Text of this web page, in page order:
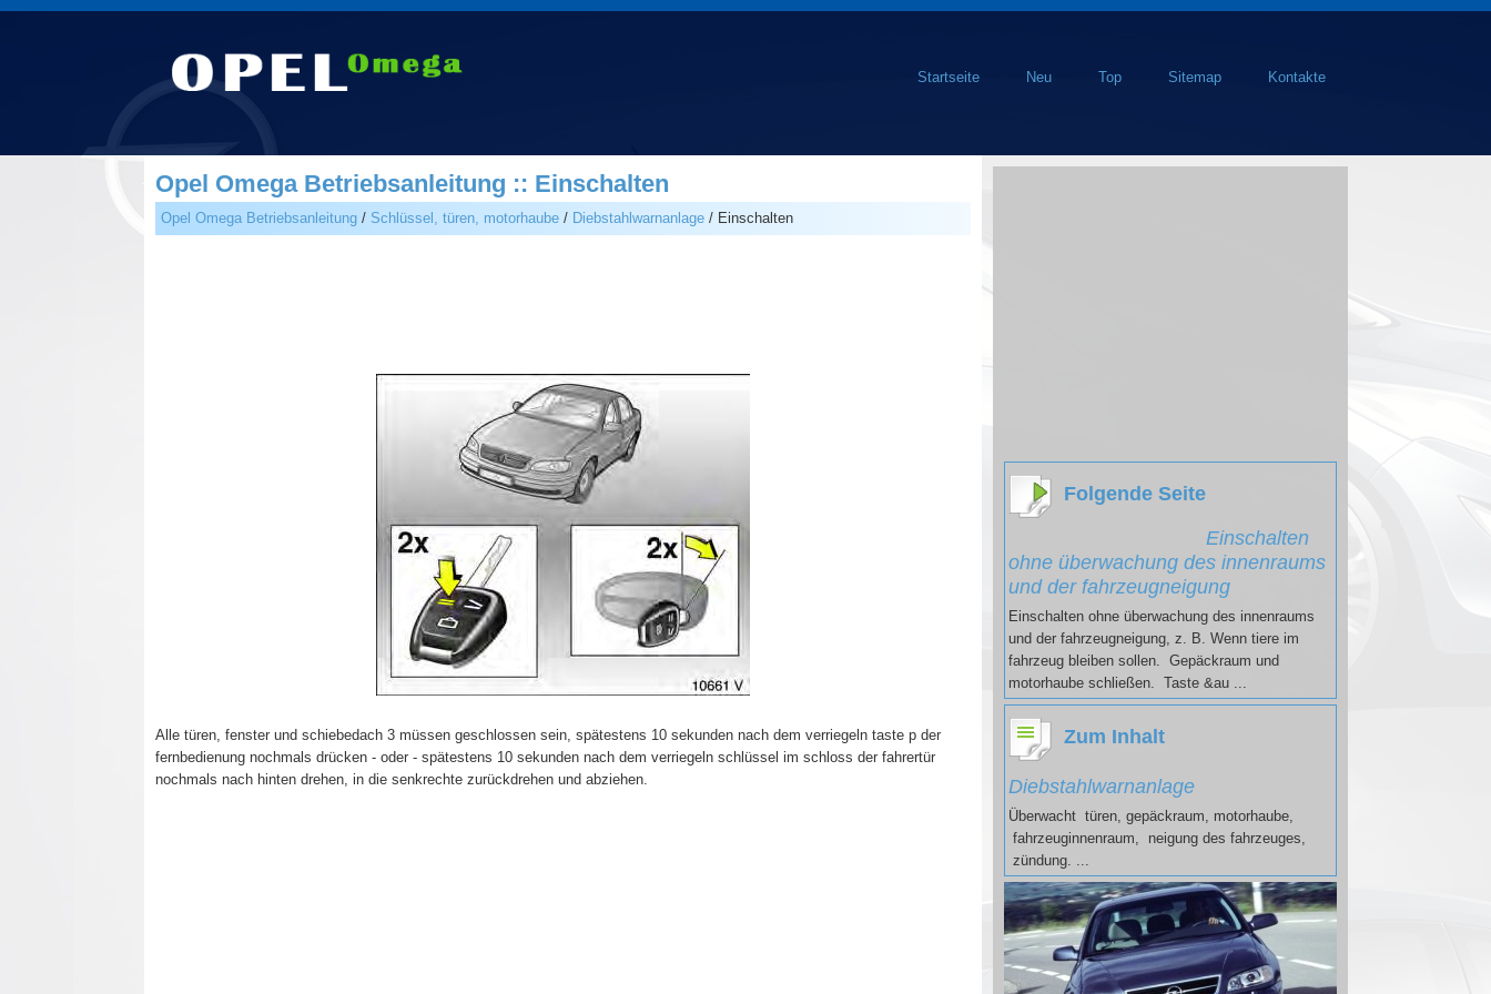
Startseite Neu Top Sitemap Kontakte
Opel Omega Betriebsanleitung :: Einschalten
Opel Omega Betriebsanleitung/ Schlüssel, türen, motorhaube/ Diebstahlwarnanlage/ Einschalten
Alle türen, fenster und schiebedach 3 müssen geschlossen sein, spätestens 10 sekunden nach dem verriegeln taste p der
fernbedienung nochmals drücken - oder - spätestens 10 sekunden nach dem verriegeln schlüssel im schloss der fahrertür
nochmals nach hinten drehen, in die senkrechte zurückdrehen und abziehen.
Folgende Seite
Einschalten
ohne überwachung des innenraums
und der fahrzeugneigung
Einschalten ohne überwachung des innenraums
und der fahrzeugneigung, z. B. Wenn tiere im
fahrzeug bleiben sollen. Gepäckraum und
motorhaube schließen. Taste &au ...
Zum Inhalt
Diebstahlwarnanlage
Überwacht türen, gepäckraum, motorhaube,
fahrzeuginnenraum, neigung des fahrzeuges,
zündung. ...